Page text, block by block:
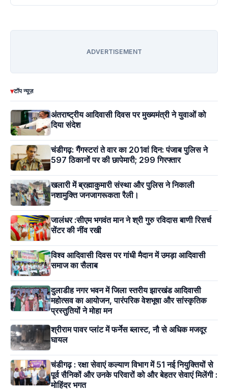
ADVERTISEMENT
▾टॉप न्यूज़
अंतराष्ट्रीय आदिवासी दिवस पर मुख्यमंत्री ने युवाओं को
दिया संदेश
चंडीगढ़: गैंगस्टरां ते वार का 201वां दिन: पंजाब पुलिस ने
597 ठिकानों पर की छापेमारी; 299 गिरफ्तार
खलारी में ब्रह्माकुमारी संस्था और पुलिस ने निकाली
नशामुक्ति जनजागरूकता रैली।
जालंधर :सीएम भगवंत मान ने श्री गुरु रविदास बाणी रिसर्च
सेंटर की नींव रखी
विश्व आदिवासी दिवस पर गांधी मैदान में उमड़ा आदिवासी
समाज का सैलाब
दुलाडीह नगर भवन में जिला स्तरीय झारखंड आदिवासी
महोत्सव का आयोजन, पारंपरिक वेशभूषा और सांस्कृतिक
प्रस्तुतियों ने मोहा मन
श्रीराम पावर प्लांट में फर्नेस ब्लास्ट, नौ से अधिक मजदूर
घायल
चंडीगढ़ : रक्षा सेवाएं कल्याण विभाग में 51 नई नियुक्तियों से
पूर्व सैनिकों और उनके परिवारों को और बेहतर सेवाएं मिलेंगी :
मोहिंदर भगत